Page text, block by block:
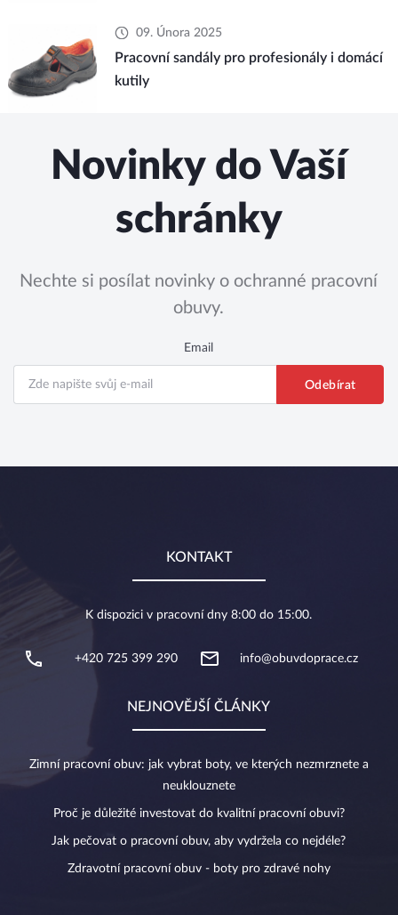
09. Února 2025
Pracovní sandály pro profesionály i domácí
kutily
Novinky do Vaší
schránky
Nechte si posílat novinky o ochranné pracovní
obuvy.
Email
KONTAKT
K dispozici v pracovní dny 8:00 do 15:00.
+420 725 399 290 info@obuvdoprace.cz
NEJNOVĚJŠÍ ČLÁNKY
Zimní pracovní obuv: jak vybrat boty, ve kterých nezmrznete a
neuklouznete
Proč je důležité investovat do kvalitní pracovní obuvi?
Jak pečovat o pracovní obuv, aby vydržela co nejdéle?
Zdravotní pracovní obuv - boty pro zdravé nohy